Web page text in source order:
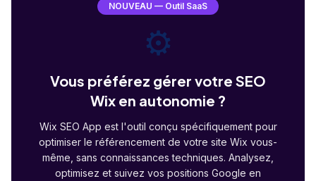
NOUVEAU — Outil SaaS
⚙️
Vous préférez gérer votre SEO
Wix en autonomie ?
Wix SEO App est l'outil conçu spécifiquement pour
optimiser le référencement de votre site Wix vous-
même, sans connaissances techniques. Analysez,
optimisez et suivez vos positions Google en